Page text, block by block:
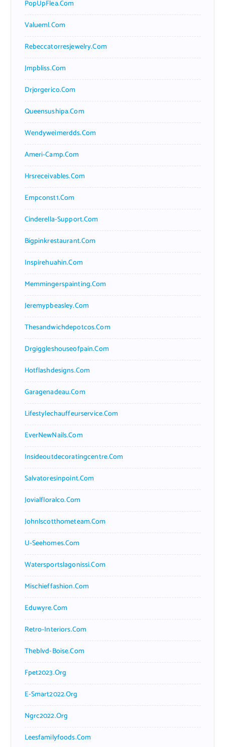
PopUpFlea.com
Valueml.com
Rebeccatorresjewelry.com
Jmpbliss.com
Drjorgerico.com
Queensushipa.com
Wendyweimerdds.com
Ameri-Camp.com
Hrsreceivables.com
Empconst1.com
Cinderella-Support.com
Bigpinkrestaurant.com
Inspirehuahin.com
Memmingerspainting.com
Jeremypbeasley.com
Thesandwichdepotcos.com
Drgiggleshouseofpain.com
Hotflashdesigns.com
Garagenadeau.com
Lifestylechauffeurservice.com
EverNewNails.com
Insideoutdecoratingcentre.com
Salvatoresinpoint.com
Jovialfloralco.com
Johnlscotthometeam.com
U-Seehomes.com
Watersportslagonissi.com
Mischieffashion.com
Eduwyre.com
Retro-Interiors.com
Theblvd-Boise.com
Fpet2023.org
E-Smart2022.org
Ngrc2022.org
Leesfamilyfoods.com